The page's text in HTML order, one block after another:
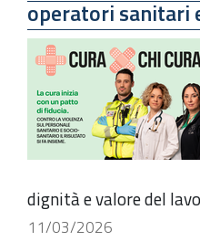
operatori sanitari
dignità e valore del
11/03/2026